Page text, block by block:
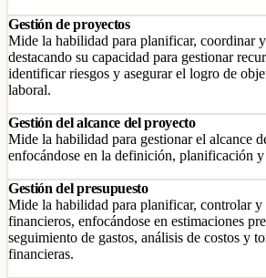
Gestión de proyectos
Mide la habilidad para planificar, coordinar
destacando su capacidad para gestionar
identificar riesgos y asegurar el logro de
laboral.
Gestión del alcance del proyecto
Mide la habilidad para gestionar el alcance
enfocándose en la definición, planificación
Gestión del presupuesto
Mide la habilidad para planificar, controlar y
financieros, enfocándose en estimaciones
seguimiento de gastos, análisis de costos y
financieras.